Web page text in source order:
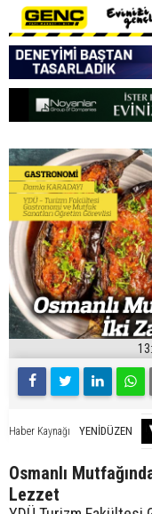
Haber Kaynağı YENİDÜZEN
Osmanlı
Lezzet